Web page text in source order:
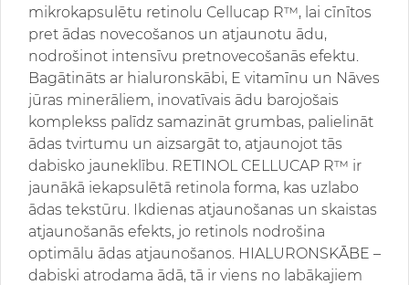
mikrokapsulētu retinolu Cellucap R™, lai cīnītos
pret ādas novecošanos un atjaunotu ādu,
nodrošinot intensīvu pretnovecošanās efektu.
Bagātināts ar hialuronskābi, E vitamīnu un Nāves
jūras minerāliem, inovatīvais ādu barojošais
komplekss palīdz samazināt grumbas, palielināt
ādas tvirtumu un aizsargāt to, atjaunojot tās
dabisko jauneklību. RETINOL CELLUCAP R™ ir
jaunākā iekapsulētā retinola forma, kas uzlabo
ādas tekstūru. Ikdienas atjaunošanas un skaistas
atjaunošanās efekts, jo retinols nodrošina
optimālu ādas atjaunošanos. HIALURONSKĀBE –
dabiski atrodama ādā, tā ir viens no labākajiem